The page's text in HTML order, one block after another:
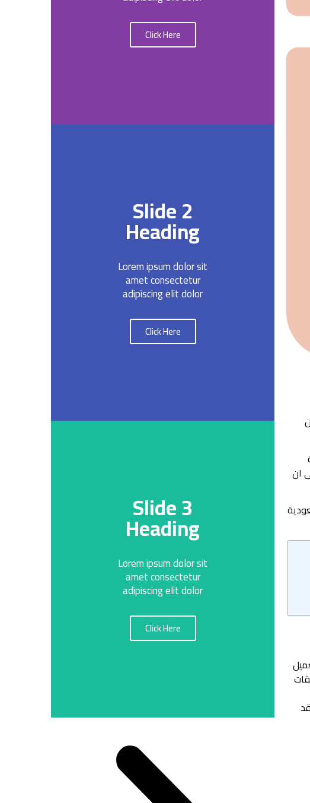
ان
Click Here
Slide 2
Heading
Lorem ipsum dolor sit
amet consectetur
adipiscing elit dolor
Click Here
Slide 3
Heading
Lorem ipsum dolor sit
amet consectetur
adipiscing elit dolor
Click Here